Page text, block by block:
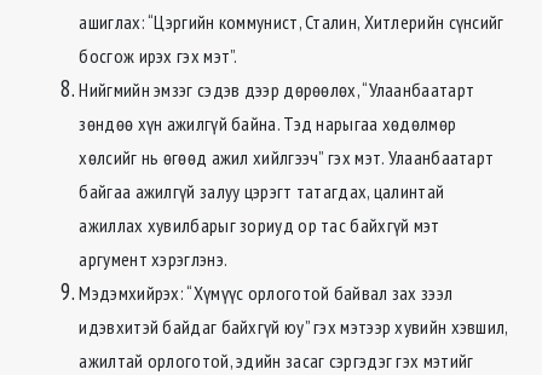
ашиглах: “Цэргийн коммунист, Сталин, Хитлерийн сүнсийг
босгож ирэх гэх мэт”.
Нийгмийн эмзэг сэдэв дээр дөрөөлөх, “Улаанбаатарт
зөндөө хүн ажилгүй байна. Тэд нарыгаа хөдөлмөр
хөлсийг нь өгөөд ажил хийлгээч” гэх мэт. Улаанбаатарт
байгаа ажилгүй залуу цэрэгт татагдах, цалинтай
ажиллах хувилбарыг зориуд ор тас байхгүй мэт
аргумент хэрэглэнэ.
Мэдэмхийрэх: “Хүмүүс орлоготой байвал зах зээл
идэвхитэй байдаг байхгүй юу” гэх мэтээр хувийн хэвшил,
ажилтай орлоготой, эдийн засаг сэргэдэг гэх мэтийг